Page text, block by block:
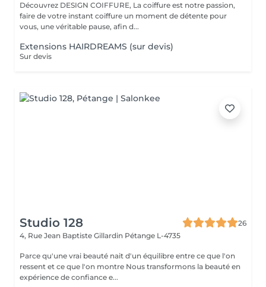
Découvrez DESIGN COIFFURE, La coiffure est notre passion,
faire de votre instant coiffure un moment de détente pour
vous, une véritable pause, afin d...
Extensions HAIRDREAMS (sur devis)
Sur devis
Studio 128
26
4, Rue Jean Baptiste Gillardin Pétange L-4735
Parce qu'une vrai beauté nait d'un équilibre entre ce que l'on
ressent et ce que l'on montre Nous transformons la beauté en
expérience de confiance e...